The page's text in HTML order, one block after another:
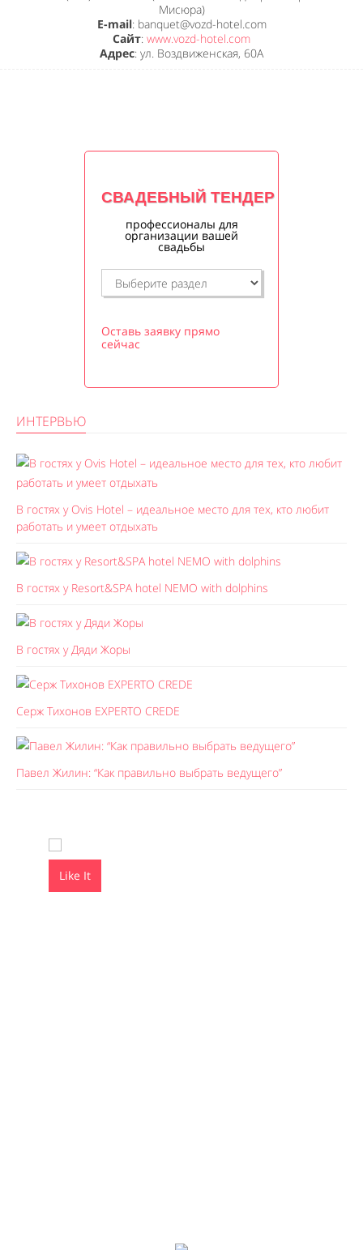
Мисюра)
E-mail: banquet@vozd-hotel.com
Сайт: www.vozd-hotel.com
Адрес: ул. Воздвиженская, 60А
СВАДЕБНЫЙ ТЕНДЕР
профессионалы для
организации вашей
свадьбы
Оставь заявку прямо
сейчас
ИНТЕРВЬЮ
В гостях у Ovis Hotel – идеальное место для тех, кто любит
работать и умеет отдыхать
В гостях у Resort&SPA hotel NEMO with dolphins
В гостях у Дяди Жоры
Серж Тихонов EXPERTO CREDE
Павел Жилин: “Как правильно выбрать ведущего”
Like It